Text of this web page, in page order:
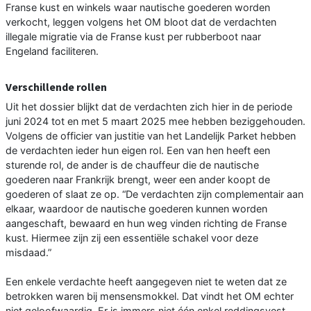
Franse kust en winkels waar nautische goederen worden
verkocht, leggen volgens het OM bloot dat de verdachten
illegale migratie via de Franse kust per rubberboot naar
Engeland faciliteren.
Verschillende rollen
Uit het dossier blijkt dat de verdachten zich hier in de periode
juni 2024 tot en met 5 maart 2025 mee hebben beziggehouden.
Volgens de officier van justitie van het Landelijk Parket hebben
de verdachten ieder hun eigen rol. Een van hen heeft een
sturende rol, de ander is de chauffeur die de nautische
goederen naar Frankrijk brengt, weer een ander koopt de
goederen of slaat ze op. “De verdachten zijn complementair aan
elkaar, waardoor de nautische goederen kunnen worden
aangeschaft, bewaard en hun weg vinden richting de Franse
kust. Hiermee zijn zij een essentiële schakel voor deze
misdaad.”
Een enkele verdachte heeft aangegeven niet te weten dat ze
betrokken waren bij mensensmokkel. Dat vindt het OM echter